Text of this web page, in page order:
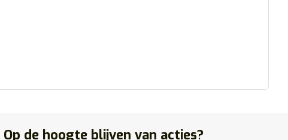
Op de hoogte blijven van acties?